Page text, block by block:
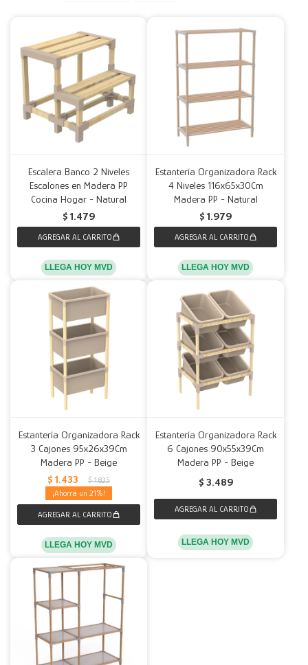
Escalera Banco 2 Niveles
Escalones en Madera PP
Cocina Hogar - Natural
$ 1.479
LLEGA HOY MVD
Estantería Organizadora Rack
4 Niveles 116x65x30Cm
Madera PP - Natural
$ 1.979
LLEGA HOY MVD
Estantería Organizadora Rack
3 Cajones 95x26x39Cm
Madera PP - Beige
$ 1.433 $ 1.825
21
LLEGA HOY MVD
Estantería Organizadora Rack
6 Cajones 90x55x39Cm
Madera PP - Beige
$ 3.489
LLEGA HOY MVD
Fundas
Accesorios para el hogar
Herramientas
Muebles Infantiles